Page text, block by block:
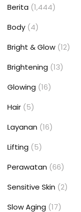
Berita (1,444)
Body (4)
Bright & Glow (12)
Brightening (13)
Glowing (16)
Hair (5)
Layanan (16)
Lifting (5)
Perawatan (66)
Sensitive Skin (2)
Slow Aging (17)